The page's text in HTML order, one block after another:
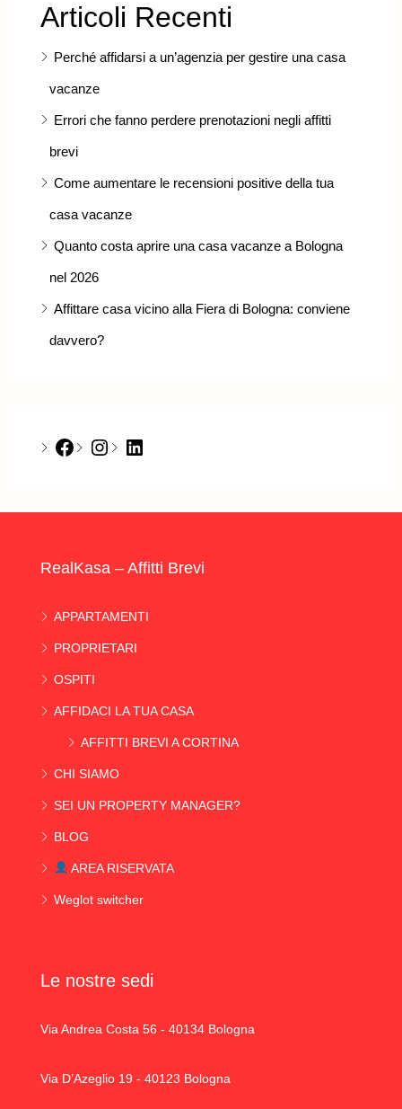
Articoli Recenti
Perché affidarsi a un’agenzia per gestire una casa
vacanze
Errori che fanno perdere prenotazioni negli affitti
brevi
Come aumentare le recensioni positive della tua
casa vacanze
Quanto costa aprire una casa vacanze a Bologna
nel 2026
Affittare casa vicino alla Fiera di Bologna: conviene
davvero?
Facebook
Instagram
LinkedIn
RealKasa – Affitti Brevi
APPARTAMENTI
PROPRIETARI
OSPITI
AFFIDACI LA TUA CASA
AFFITTI BREVI A CORTINA
CHI SIAMO
SEI UN PROPERTY MANAGER?
BLOG
AREA RISERVATA
Weglot switcher
Le nostre sedi
Via Andrea Costa 56 - 40134 Bologna
Via D’Azeglio 19 - 40123 Bologna